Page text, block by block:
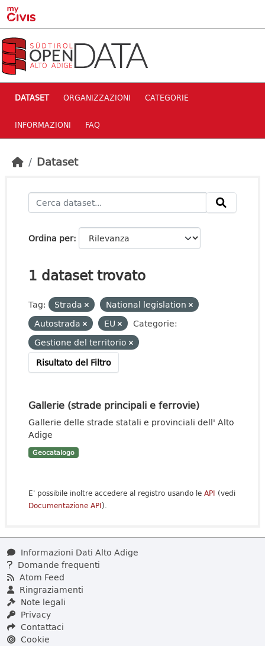
Skip to main content
DATASET ORGANIZZAZIONI CATEGORIE
INFORMAZIONI FAQ
Dataset
Ordina per
1 dataset trovato
Tag: Strada
National legislation
Autostrada
EU
Categorie:
Gestione del territorio
Risultato del Filtro
Gallerie (strade principali e ferrovie)
Gallerie delle strade statali e provinciali dell' Alto
Adige
Geocatalogo
E' possibile inoltre accedere al registro usando le API (vedi
Documentazione API).
Informazioni Dati Alto Adige
Domande frequenti
Atom Feed
Ringraziamenti
Note legali
Privacy
Contattaci
Cookie